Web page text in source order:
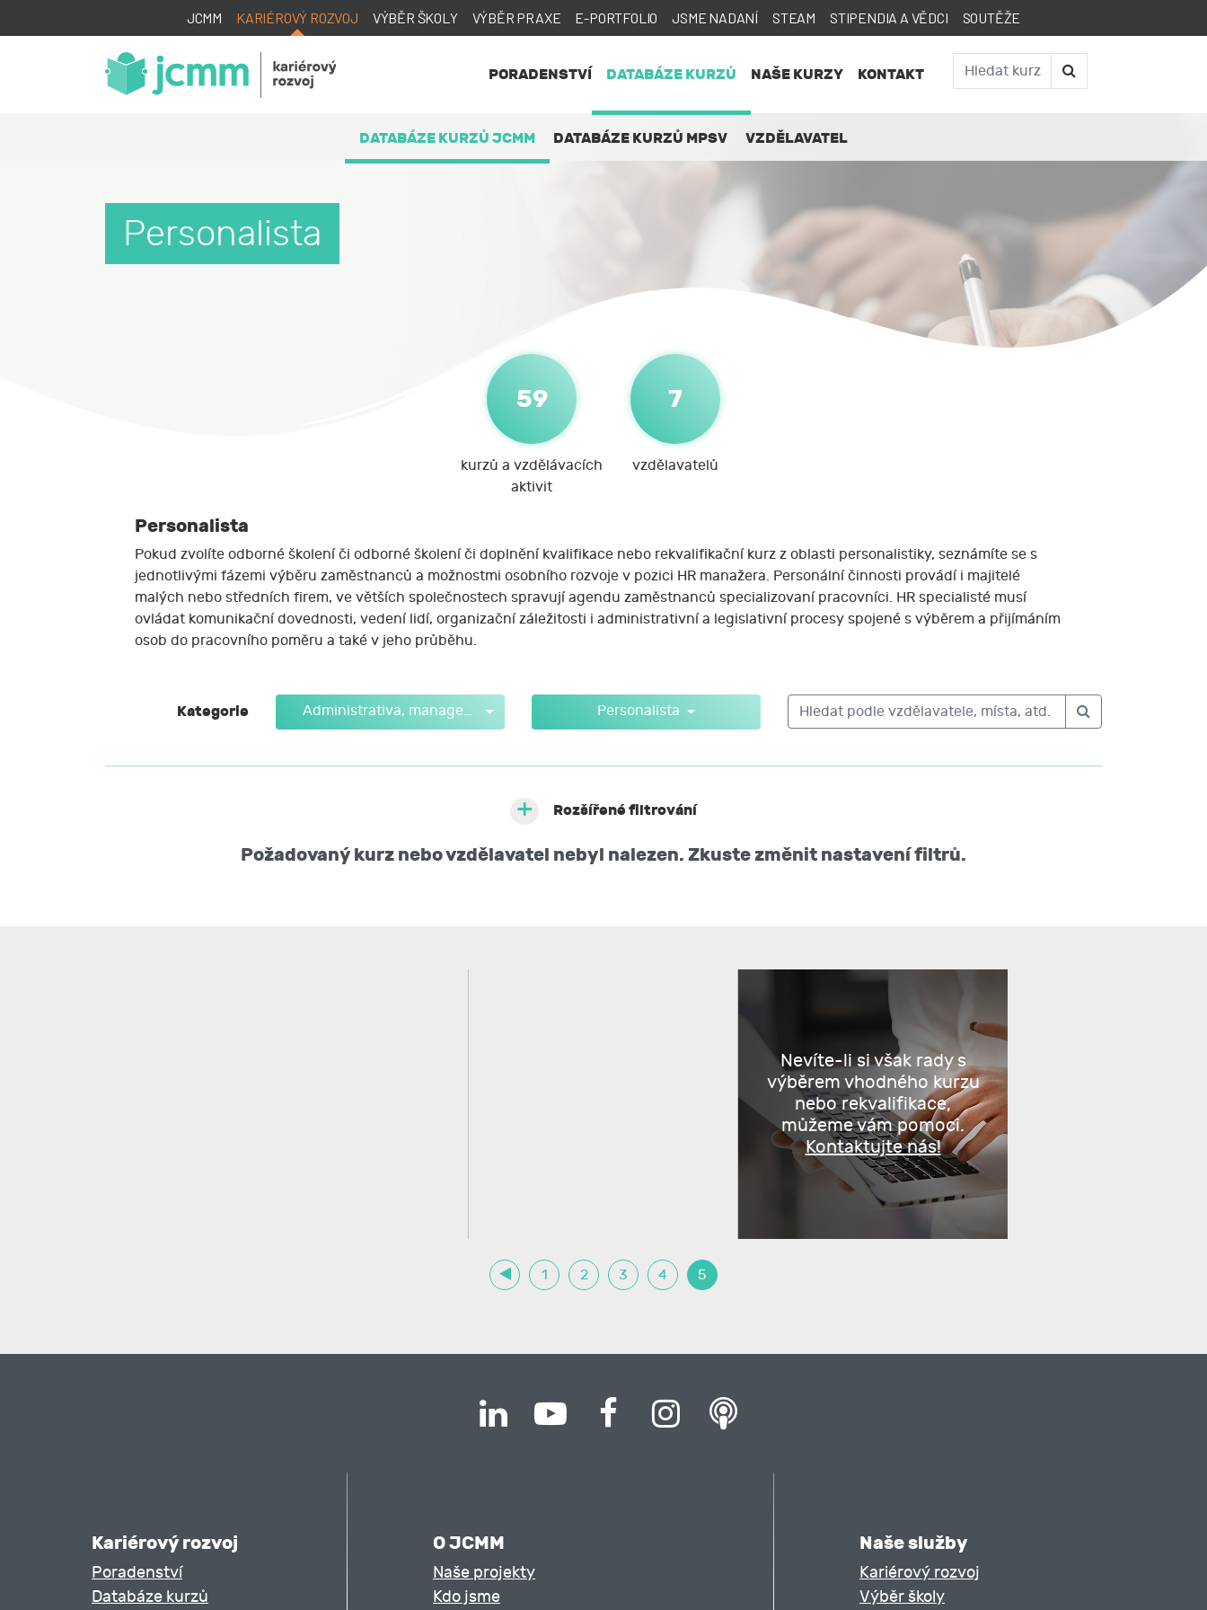
JCMM KARIÉROVÝ ROZVOJ VÝBĚR ŠKOLY VÝBĚR PRAXE E-PORTFOLIO JSME NADANÍ STEAM STIPENDIA A VĚDCI SOUTĚŽE
PORADENSTVÍ DATABÁZE KURZŮ
DATABÁZE KURZŮ JCMM DATABÁZE KURZŮ MPSV VZDĚLAVATEL
NAŠE KURZY KONTAKT
Personalista
59
kurzů a vzdělávacích
aktivit
7
vzdělavatelů
Personalista
Pokud zvolíte odborné školení či odborné školení či doplnění kvalifikace nebo rekvalifikační kurz z oblasti personalistiky, seznámíte se s
jednotlivými fázemi výběru zaměstnanců a možnostmi osobního rozvoje v pozici HR manažera. Personální činnosti provádí i majitelé
malých nebo středních firem, ve větších společnostech spravují agendu zaměstnanců specializovaní pracovníci. HR specialisté musí
ovládat komunikační dovednosti, vedení lidí, organizační záležitosti i administrativní a legislativní procesy spojené s výběrem a přijímáním
osob do pracovního poměru a také v jeho průběhu.
Kategorie Administrativa, management a finance Personalista
Rozšířené filtrování
Požadovaný kurz nebo vzdělavatel nebyl nalezen. Zkuste změnit nastavení filtrů.
Nevíte-li si však rady s
výběrem vhodného kurzu
nebo rekvalifikace,
můžeme vám pomoci.
Kontaktujte nás!
1 2 3 4 5
Kariérový rozvoj
Poradenství
Databáze kurzů
O JCMM
Naše projekty
Kdo jsme
Naše služby
Kariérový rozvoj
Výběr školy